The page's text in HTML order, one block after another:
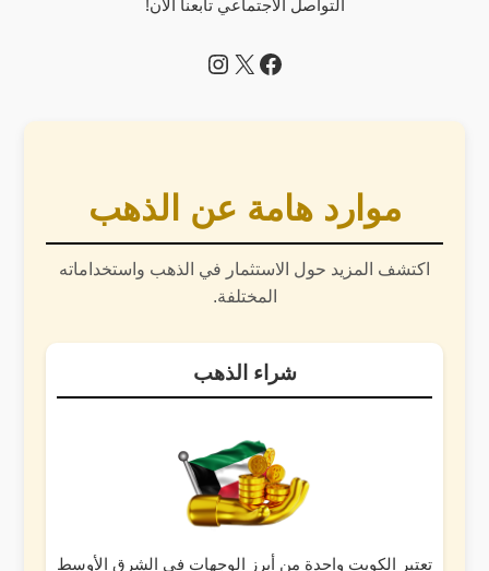
التواصل الاجتماعي تابعنا الان!
موارد هامة عن الذهب
اكتشف المزيد حول الاستثمار في الذهب واستخداماته
المختلفة.
شراء الذهب
تعتبر الكويت واحدة من أبرز الوجهات في الشرق الأوسط